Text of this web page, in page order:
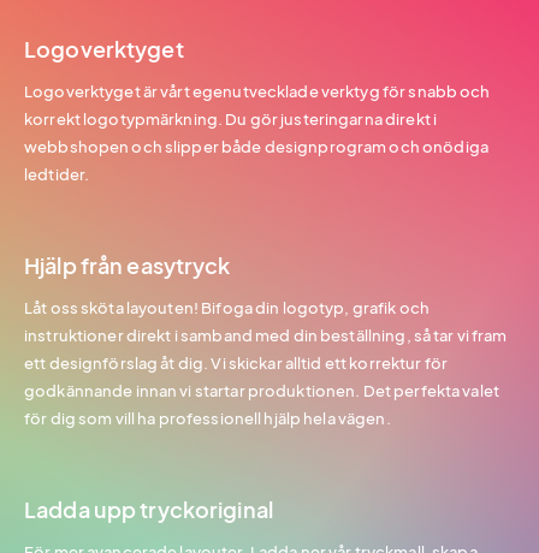
Logoverktyget
Logoverktyget är vårt egenutvecklade verktyg för snabb och
korrekt logotypmärkning. Du gör justeringarna direkt i
webbshopen och slipper både designprogram och onödiga
ledtider.
Hjälp från easytryck
Låt oss sköta layouten! Bifoga din logotyp, grafik och
instruktioner direkt i samband med din beställning, så tar vi fram
ett designförslag åt dig. Vi skickar alltid ett korrektur för
godkännande innan vi startar produktionen. Det perfekta valet
för dig som vill ha professionell hjälp hela vägen.
Ladda upp tryckoriginal